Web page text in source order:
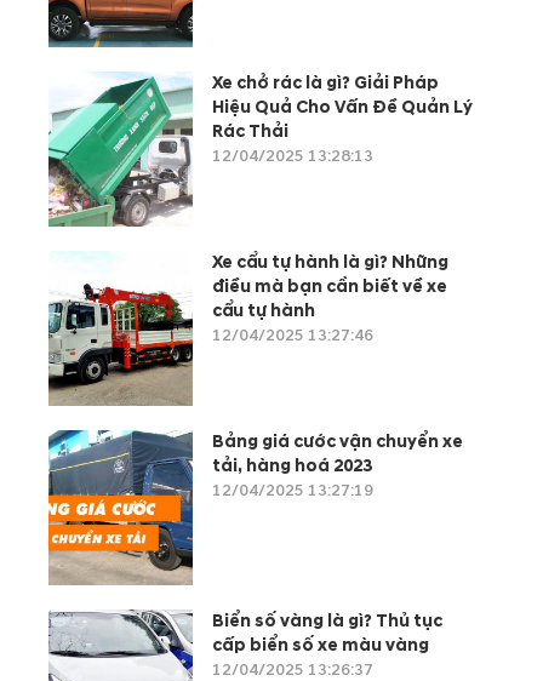
Xe chở rác là gì? Giải Pháp
Hiệu Quả Cho Vấn Đề Quản Lý
Rác Thải
12/04/2025 13:28:13
Xe cẩu tự hành là gì? Những
điều mà bạn cần biết về xe
cẩu tự hành
12/04/2025 13:27:46
Bảng giá cước vận chuyển xe
tải, hàng hoá 2023
12/04/2025 13:27:19
Biển số vàng là gì? Thủ tục
cấp biển số xe màu vàng
12/04/2025 13:26:37